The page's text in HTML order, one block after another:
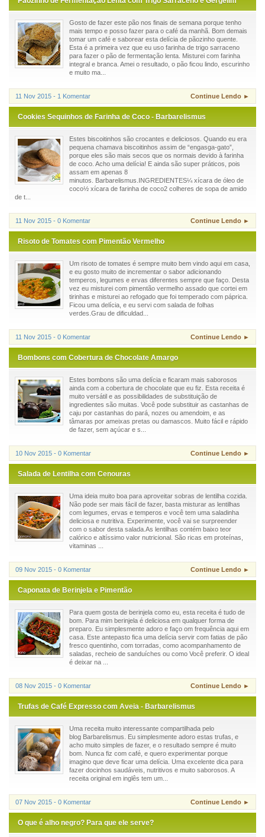
Gosto de fazer este pão nos finais de semana porque tenho
mais tempo e posso fazer para o café da manhã. Bom demais
tomar um café e saborear esta delícia de pãozinho quente.
Esta é a primeira vez que eu uso farinha de trigo sarraceno
para fazer o pão de fermentação lenta. Misturei com farinha
integral e branca. Amei o resultado, o pão ficou lindo, escurinho
e muito ma...
11 Nov 2015 - 1 Komentar Continue Lendo ►
Cookies Sequinhos de Farinha de Coco - Barbarelismus
Estes biscoitinhos são crocantes e deliciosos. Quando eu era
pequena chamava biscoitinhos assim de “engasga-gato”,
porque eles são mais secos que os normais devido à farinha
de coco. Acho uma delícia! E ainda são super práticos, pois
assam em apenas 8
minutos. Barbarelismus.INGREDIENTES¼ xícara de óleo de
coco½ xícara de farinha de coco2 colheres de sopa de amido
de t...
11 Nov 2015 - 0 Komentar Continue Lendo ►
Risoto de Tomates com Pimentão Vermelho
Um risoto de tomates é sempre muito bem vindo aqui em casa,
e eu gosto muito de incrementar o sabor adicionando
temperos, legumes e ervas diferentes sempre que faço. Desta
vez eu misturei com pimentão vermelho assado que cortei em
tirinhas e misturei ao refogado que foi temperado com páprica.
Ficou uma delícia, e eu servi com salada de folhas
verdes.Grau de dificuldad...
11 Nov 2015 - 0 Komentar Continue Lendo ►
Bombons com Cobertura de Chocolate Amargo
Estes bombons são uma delícia e ficaram mais saborosos
ainda com a cobertura de chocolate que eu fiz. Esta receita é
muito versátil e as possibilidades de substituição de
ingredientes são muitas. Você pode substituir as castanhas de
caju por castanhas do pará, nozes ou amendoim, e as
tâmaras por ameixas pretas ou damascos. Muito fácil e rápido
de fazer, sem açúcar e s...
10 Nov 2015 - 0 Komentar Continue Lendo ►
Salada de Lentilha com Cenouras
Uma ideia muito boa para aproveitar sobras de lentilha cozida.
Não pode ser mais fácil de fazer, basta misturar as lentilhas
com legumes, ervas e temperos e você tem uma saladinha
deliciosa e nutritiva. Experimente, você vai se surpreender
com o sabor desta salada.As lentilhas contém baixo teor
calórico e altíssimo valor nutricional. São ricas em proteínas,
vitaminas ...
09 Nov 2015 - 0 Komentar Continue Lendo ►
Caponata de Berinjela e Pimentão
Para quem gosta de berinjela como eu, esta receita é tudo de
bom. Para mim berinjela é deliciosa em qualquer forma de
preparo. Eu simplesmente adoro e faço om frequência aqui em
casa. Este antepasto fica uma delícia servir com fatias de pão
fresco quentinho, com torradas, como acompanhamento de
saladas, recheio de sanduíches ou como Você preferir. O ideal
é deixar na ...
08 Nov 2015 - 0 Komentar Continue Lendo ►
Trufas de Café Expresso com Aveia - Barbarelismus
Uma receita muito interessante compartilhada pelo
blog Barbarelismus. Eu simplesmente adoro estas trufas, e
acho muito simples de fazer, e o resultado sempre é muito
bom. Nunca fiz com café, e quero experimentar porque
imagino que deve ficar uma delícia. Uma excelente dica para
fazer docinhos saudáveis, nutritivos e muito saborosos. A
receita original em inglês tem um...
07 Nov 2015 - 0 Komentar Continue Lendo ►
O que é alho negro? Para que ele serve?